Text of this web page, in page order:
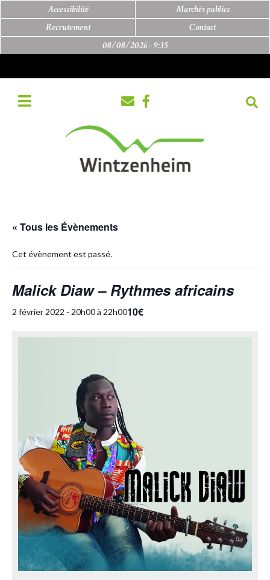
Accessibilité
Marchés publics
Recrutement
Contact
08/08/2026 -9:35
« Tous les Évènements
Cet évènement est passé.
Malick Diaw – Rythmes africains
2 février 2022 - 20h00à 22h0010€